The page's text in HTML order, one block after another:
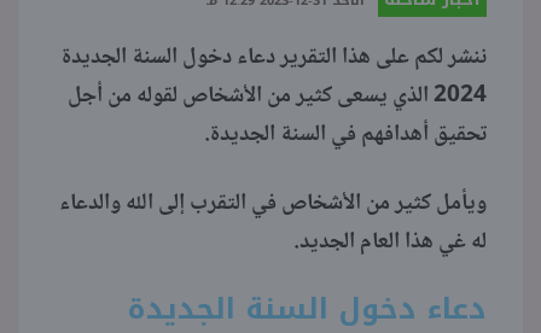
بوابة الطلبة
منوعات
ننشر لكم على هذا التقرير دعاء دخول السنة الجديدة
2024 الذي يسعى كثير من الأشخاص لقوله من أجل
تحقيق أهدافهم في السنة الجديدة.
ويأمل كثير من الأشخاص في التقرب إلى الله والدعاء
له غي هذا العام الجديد.
دعاء دخول السنة الجديدة